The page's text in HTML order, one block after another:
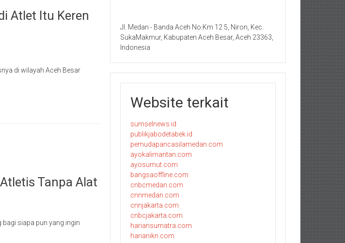
Atlet Itu Keren
di wilayah Aceh Besar
Tanpa Alat
siapa pun yang ingin
Jl. Medan - Banda Aceh No.Km 12 5, Niron, Kec.
SukaMakmur, Kabupaten Aceh Besar, Aceh 23363,
Indonesia
Website terkait
sumselnews.id
publikjabodetabek.id
pemudapancasilamedan.com
ayokalimantan.com
ayosumut.com
bangsaoffline.com
cnbcmedan.com
cnnmedan.com
cnnjakarta.com
cnbcjakarta.com
hariansumatra.com
harianikn.com